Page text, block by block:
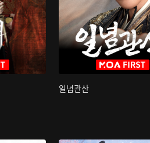
일념관산